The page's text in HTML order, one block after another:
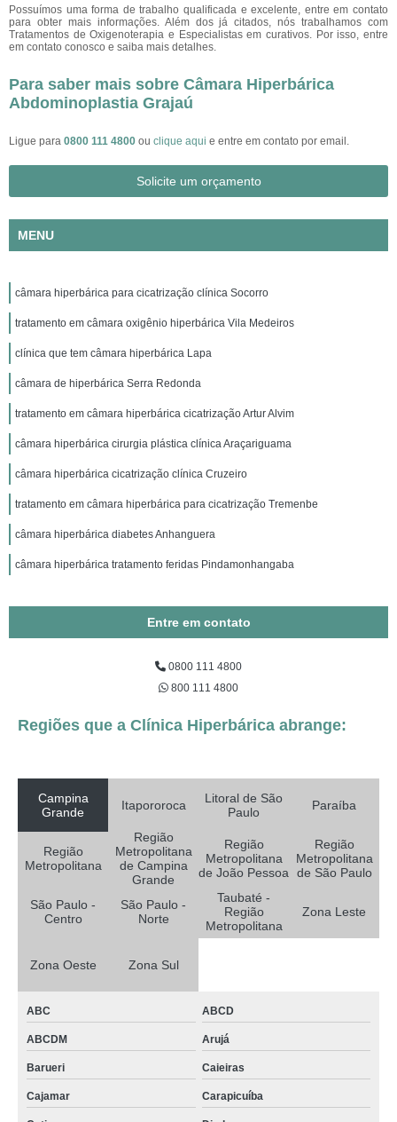
Possuímos uma forma de trabalho qualificada e excelente, entre em contato
para obter mais informações. Além dos já citados, nós trabalhamos com
Tratamentos de Oxigenoterapia e Especialistas em curativos. Por isso, entre
em contato conosco e saiba mais detalhes.
Para saber mais sobre Câmara Hiperbárica
Abdominoplastia Grajaú
Ligue para 0800 111 4800 ou clique aqui e entre em contato por email.
Solicite um orçamento
MENU
câmara hiperbárica para cicatrização clínica Socorro
tratamento em câmara oxigênio hiperbárica Vila Medeiros
clínica que tem câmara hiperbárica Lapa
câmara de hiperbárica Serra Redonda
tratamento em câmara hiperbárica cicatrização Artur Alvim
câmara hiperbárica cirurgia plástica clínica Araçariguama
câmara hiperbárica cicatrização clínica Cruzeiro
tratamento em câmara hiperbárica para cicatrização Tremenbe
câmara hiperbárica diabetes Anhanguera
câmara hiperbárica tratamento feridas Pindamonhangaba
Entre em contato
0800 111 4800
800 111 4800
Regiões que a Clínica Hiperbárica abrange:
Campina
Grande
Itapororoca
Litoral de São
Paulo
Paraíba
Região
Metropolitana
Região
Metropolitana
de Campina
Grande
Região
Metropolitana
de João Pessoa
Região
Metropolitana
de São Paulo
São Paulo -
Centro
São Paulo -
Norte
Taubaté -
Região
Metropolitana
Zona Leste
Zona Oeste Zona Sul
ABC ABCD
ABCDM Arujá
Barueri Caieiras
Cajamar Carapicuíba